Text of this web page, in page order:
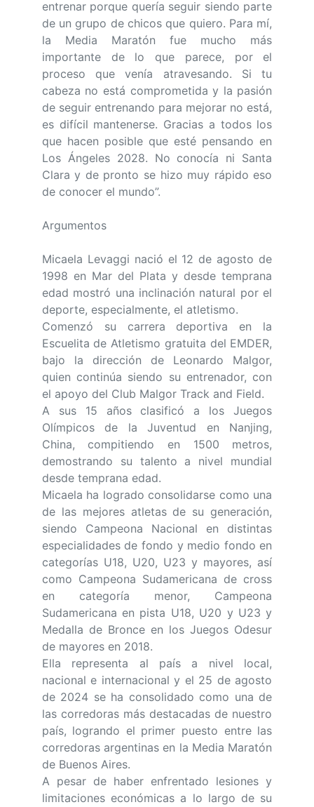
entrenar porque quería seguir siendo parte
de un grupo de chicos que quiero. Para mí,
la Media Maratón fue mucho más
importante de lo que parece, por el
proceso que venía atravesando. Si tu
cabeza no está comprometida y la pasión
de seguir entrenando para mejorar no está,
es difícil mantenerse. Gracias a todos los
que hacen posible que esté pensando en
Los Ángeles 2028. No conocía ni Santa
Clara y de pronto se hizo muy rápido eso
de conocer el mundo”.
Argumentos
Micaela Levaggi nació el 12 de agosto de
1998 en Mar del Plata y desde temprana
edad mostró una inclinación natural por el
deporte, especialmente, el atletismo.
Comenzó su carrera deportiva en la
Escuelita de Atletismo gratuita del EMDER,
bajo la dirección de Leonardo Malgor,
quien continúa siendo su entrenador, con
el apoyo del Club Malgor Track and Field.
A sus 15 años clasificó a los Juegos
Olímpicos de la Juventud en Nanjing,
China, compitiendo en 1500 metros,
demostrando su talento a nivel mundial
desde temprana edad.
Micaela ha logrado consolidarse como una
de las mejores atletas de su generación,
siendo Campeona Nacional en distintas
especialidades de fondo y medio fondo en
categorías U18, U20, U23 y mayores, así
como Campeona Sudamericana de cross
en categoría menor, Campeona
Sudamericana en pista U18, U20 y U23 y
Medalla de Bronce en los Juegos Odesur
de mayores en 2018.
Ella representa al país a nivel local,
nacional e internacional y el 25 de agosto
de 2024 se ha consolidado como una de
las corredoras más destacadas de nuestro
país, logrando el primer puesto entre las
corredoras argentinas en la Media Maratón
de Buenos Aires.
A pesar de haber enfrentado lesiones y
limitaciones económicas a lo largo de su